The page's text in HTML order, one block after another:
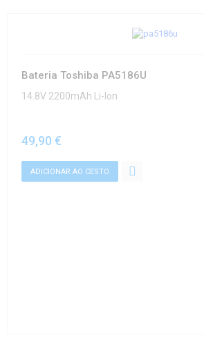
Bateria Toshiba PA5186U
14.8V 2200mAh Li-Ion
49,90 €